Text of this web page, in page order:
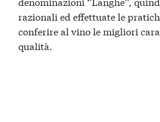
razionali ed effettuate le
conferire al vino le migliori
qualità.